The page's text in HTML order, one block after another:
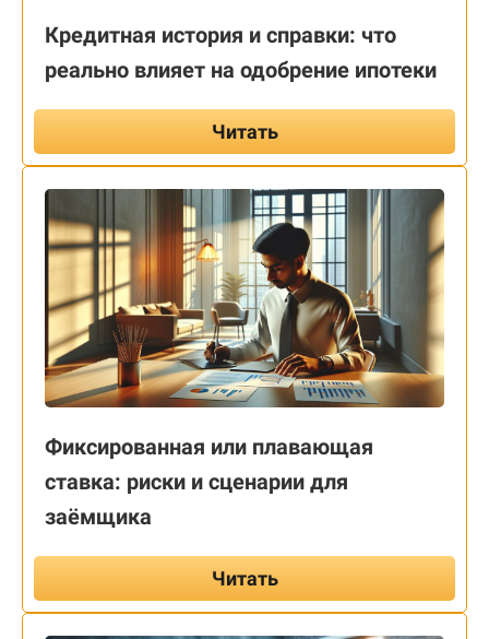
Кредитная история и справки: что
реально влияет на одобрение ипотеки
Читать
Фиксированная или плавающая
ставка: риски и сценарии для
заёмщика
Читать